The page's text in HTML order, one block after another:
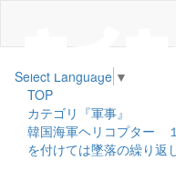
Select Language ▼
TOP
カテゴリ『軍事』
韓国海軍ヘリコプター
を付けては墜落の繰り返